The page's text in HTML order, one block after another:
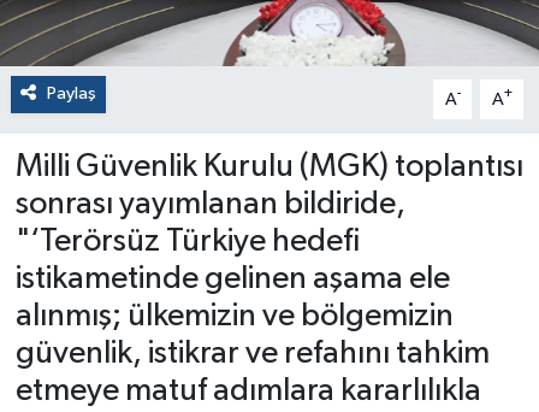
Paylaş A- A+
Milli Güvenlik Kurulu (MGK) toplantısı
sonrası yayımlanan bildiride,
"‘Terörsüz Türkiye hedefi
istikametinde gelinen aşama ele
alınmış; ülkemizin ve bölgemizin
güvenlik, istikrar ve refahını tahkim
etmeye matuf adımlara kararlılıkla